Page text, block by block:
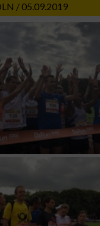
/ 05.09.2019